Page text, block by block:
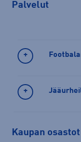
Palvelut
Kaupan osastot